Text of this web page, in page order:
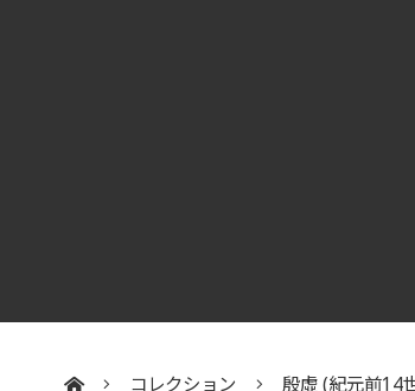
コレクション 殷虛 (紀元前14